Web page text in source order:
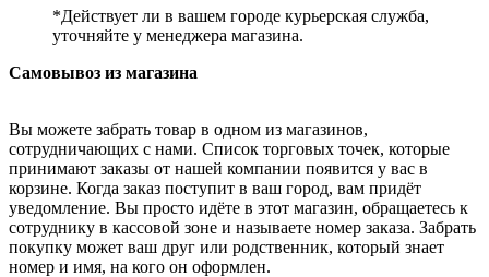
*Действует ли в вашем городе курьерская служба,
уточняйте у менеджера магазина.
Самовывоз из магазина
Вы можете забрать товар в одном из магазинов,
сотрудничающих с нами. Список торговых точек, которые
принимают заказы от нашей компании появится у вас в
корзине. Когда заказ поступит в ваш город, вам придёт
уведомление. Вы просто идёте в этот магазин, обращаетесь к
сотруднику в кассовой зоне и называете номер заказа. Забрать
покупку может ваш друг или родственник, который знает
номер и имя, на кого он оформлен.